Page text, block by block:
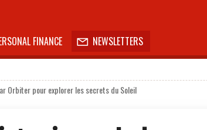
FINANCE  NEWSLETTERS
Orbiter pour explorer les secrets du Soleil